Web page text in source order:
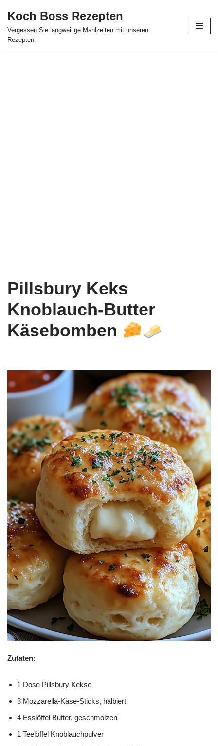
Skip
to
Koch Boss Rezepten
Vergessen Sie langweilige Mahlzeiten mit unseren
Rezepten.
Pillsbury Keks
Knoblauch-Butter
Käsebomben
Zutaten:
1 Dose Pillsbury Kekse
8 Mozzarella-Käse-Sticks, halbiert
4 Esslöffel Butter, geschmolzen
1 Teelöffel Knoblauchpulver